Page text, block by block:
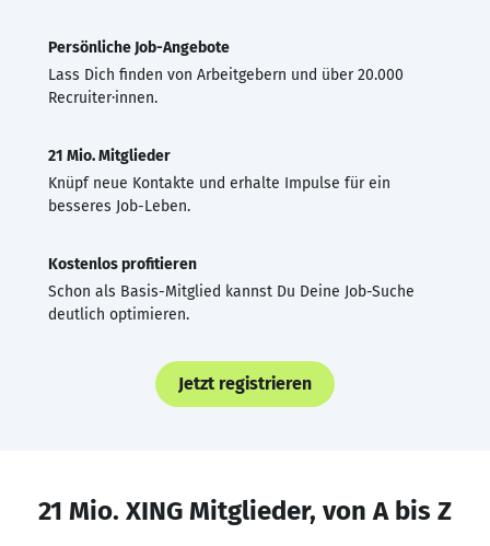
Persönliche Job-Angebote
Lass Dich finden von Arbeitgebern und über 20.000
Recruiter·innen.
21 Mio. Mitglieder
Knüpf neue Kontakte und erhalte Impulse für ein
besseres Job-Leben.
Kostenlos profitieren
Schon als Basis-Mitglied kannst Du Deine Job-Suche
deutlich optimieren.
Jetzt registrieren
21 Mio. XING Mitglieder, von A bis Z